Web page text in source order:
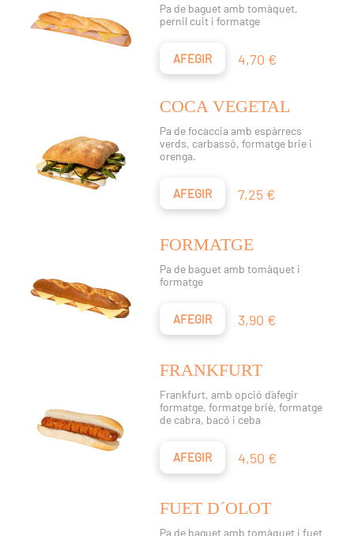
Pa de baguet amb tomàquet,
pernil cuit i formatge
AFEGIR Preu
4,70 €
COCA VEGETAL
Pa de focaccia amb espàrrecs
verds, carbassó, formatge brie i
orenga.
AFEGIR Preu
7,25 €
FORMATGE
Pa de baguet amb tomàquet i
formatge
AFEGIR Preu
3,90 €
FRANKFURT
Frankfurt, amb opció d´afegir
formatge, formatge briè, formatge
de cabra, bacó i ceba
AFEGIR Preu
4,50 €
FUET D´OLOT
Pa de baguet amb tomàquet i fuet